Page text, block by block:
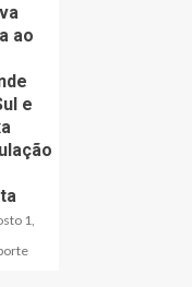
ao
e
1,